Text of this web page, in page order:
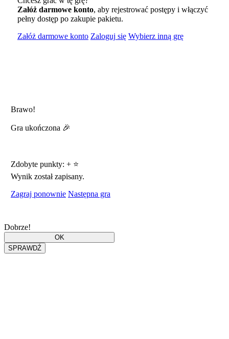
Załóż darmowe konto, aby rejestrować postępy i włączyć
pełny dostęp po zakupie pakietu.
Załóż darmowe konto Zaloguj się Wybierz inną grę
Brawo!
Gra ukończona 🎉
Zdobyte punkty: +⭐
Wynik został zapisany.
Zagraj ponownie Następna gra
Dobrze!